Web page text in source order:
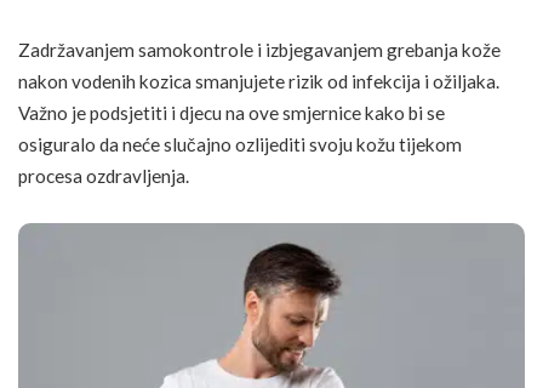
Zadržavanjem samokontrole i izbjegavanjem grebanja kože
nakon vodenih kozica smanjujete rizik od infekcija i ožiljaka.
Važno je podsjetiti i djecu na ove smjernice kako bi se
osiguralo da neće slučajno ozlijediti svoju kožu tijekom
procesa ozdravljenja.